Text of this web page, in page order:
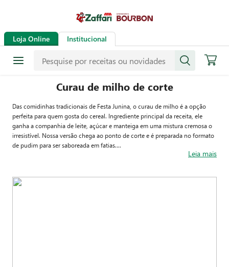
Loja Online Institucional
Curau de milho de corte
Das comidinhas tradicionais de Festa Junina, o curau de milho é a opção
perfeita para quem gosta do cereal. Ingrediente principal da receita, ele
ganha a companhia de leite, açúcar e manteiga em uma mistura cremosa o
irresistível. Nossa versão chega ao ponto de corte e é preparada no formato
de pudim para ser saboreada em fatias.
sobre o quitute de acordo com o seu gosto. Mas ela é opcional, se você não
Leia mais